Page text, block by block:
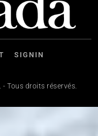
SIGNIN
Tous droits réservés.